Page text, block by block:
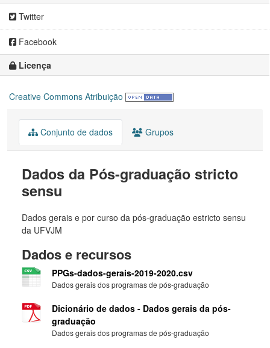
Twitter
Facebook
Licença
Creative Commons Atribuição
Conjunto de dados Grupos
Dados da Pós-graduação stricto
sensu
Dados gerais e por curso da pós-graduação estricto sensu
da UFVJM
Dados e recursos
PPGs-dados-gerais-2019-2020.csv
Dados gerais dos programas de pós-graduação
Dicionário de dados - Dados gerais da pós-
graduação
Dados gerais dos programas de pós-graduação